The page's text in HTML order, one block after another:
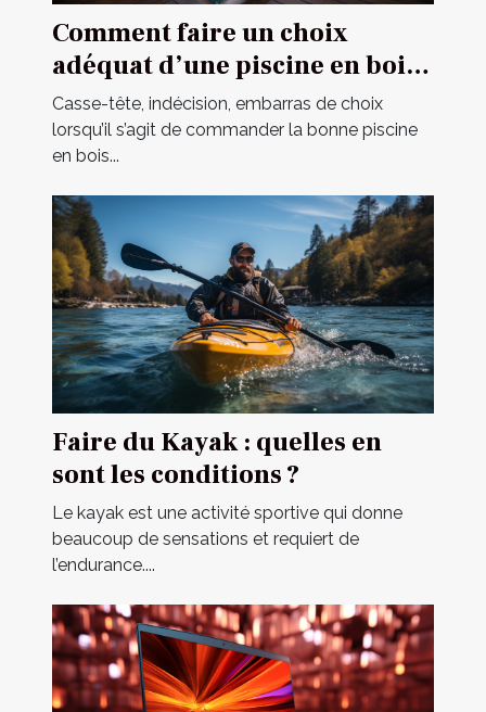
Comment faire un choix
adéquat d’une piscine en bois
en 2021 ?
Casse-tête, indécision, embarras de choix
lorsqu’il s’agit de commander la bonne piscine
en bois...
Faire du Kayak : quelles en
sont les conditions ?
Le kayak est une activité sportive qui donne
beaucoup de sensations et requiert de
l’endurance....